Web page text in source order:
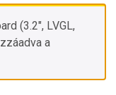
(3.2″, LVGL,
a